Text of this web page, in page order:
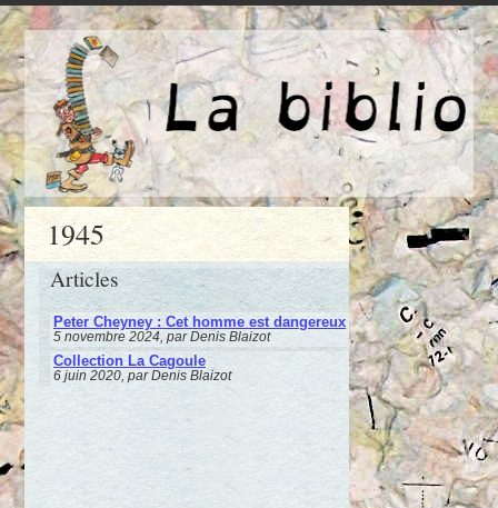
1945
Articles
Peter Cheyney : Cet homme est dangereux
5 novembre 2024, par Denis Blaizot
Collection La Cagoule
6 juin 2020, par Denis Blaizot